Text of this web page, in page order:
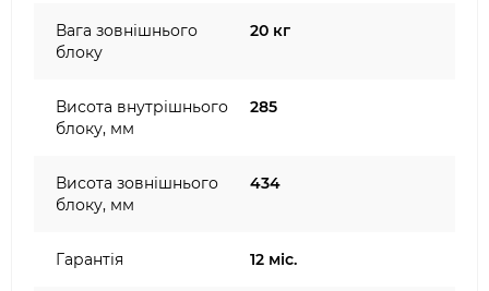
Вага зовнішнього
блоку
20 кг
Висота внутрішнього
блоку, мм
285
Висота зовнішнього
блоку, мм
434
Гарантія 12 міс.